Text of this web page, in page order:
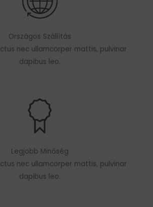
Országos Szállítás
nec ullamcorper mattis, pulvinar
dapibus leo.
Legjobb Minőség
nec ullamcorper mattis, pulvinar
dapibus leo.